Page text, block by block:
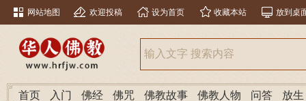
网站地图 欢迎投稿 设为首页 收藏本站 放到桌
首页 入门 佛经 佛咒 佛教故事 佛教人物 问答 放生